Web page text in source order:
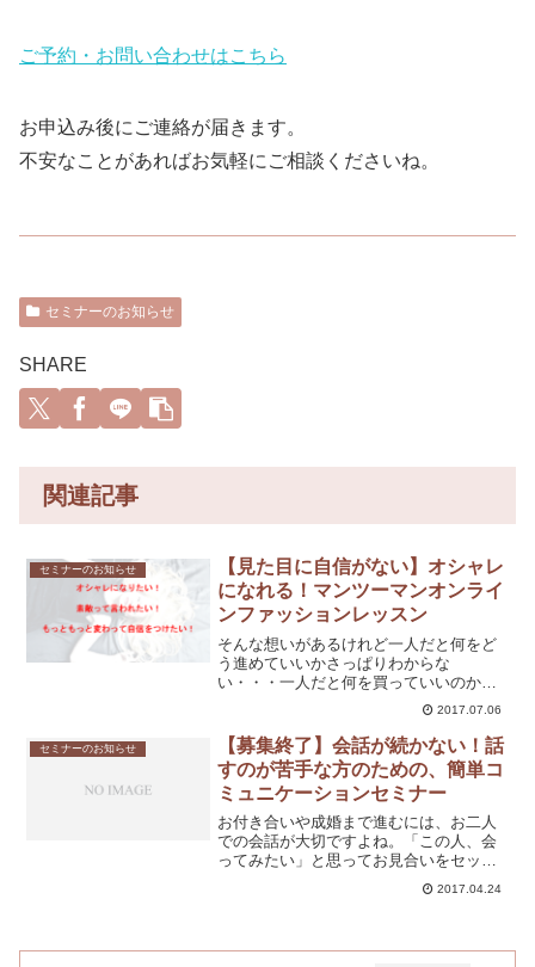
ご予約・お問い合わせはこちら
お申込み後にご連絡が届きます。
不安なことがあればお気軽にご相談くださいね。
セミナーのお知らせ
SHARE
関連記事
セミナーのお知らせ
【見た目に自信がない】オシャレ
になれる！マンツーマンオンライ
ンファッションレッスン
そんな想いがあるけれど一人だと何をど
う進めていいかさっぱりわからな
い・・・一人だと何を買っていいのかイ
マイチ不安・・・基礎から習いたいけど
時間がない・・・そんな方にオススメの
サービスです。実は「自信がない」の
は、自分のことを知らないのが原因...
2017.07.06
セミナーのお知らせ
【募集終了】会話が続かない！話
すのが苦手な方のための、簡単コ
ミュニケーションセミナー
お付き合いや成婚まで進むには、お二人
での会話が大切ですよね。「この人、会
ってみたい」と思ってお見合いをセッテ
ィングしてもらっても、何故か会話が続
かない。下手すると初めの２０分は長い
2017.04.24